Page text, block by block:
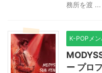
務所を渡 ...
K-POPメ
ー プロ